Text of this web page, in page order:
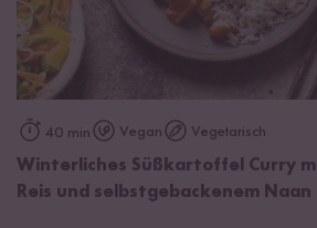
40 min Vegan Vegetarisch
Winterliches Süßkartoffel Curry
Reis und selbstgebackenem Naan